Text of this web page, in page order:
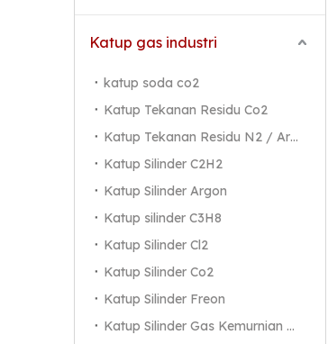
Katup gas industri
katup soda co2
Katup Tekanan Residu Co2
Katup Tekanan Residu N2 / Ar / He
Katup Silinder C2H2
Katup Silinder Argon
Katup silinder C3H8
Katup Silinder Cl2
Katup Silinder Co2
Katup Silinder Freon
Katup Silinder Gas Kemurnian Tinggi